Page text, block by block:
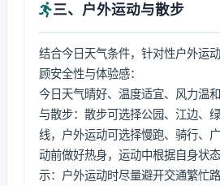
三、户外运动与散步
结合今日天气条件，针对性户外运
顾安全性与体验感：
今日天气晴好、温度适宜、风力温
与散步：散步可选择公园、江边、
线，户外运动可选择慢跑、骑行、
动前做好热身，运动中根据自身状
示：户外运动时尽量避开交通繁忙